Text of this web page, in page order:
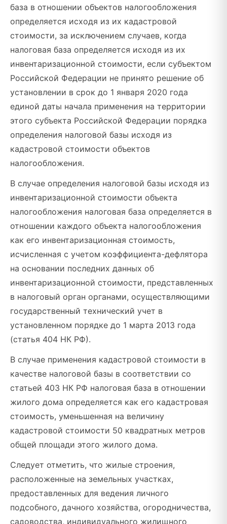
база в отношении объектов налогообложения
определяется исходя из их кадастровой
стоимости, за исключением случаев, когда
налоговая база определяется исходя из их
инвентаризационной стоимости, если субъектом
Российской Федерации не принято решение об
установлении в срок до 1 января 2020 года
единой даты начала применения на территории
этого субъекта Российской Федерации порядка
определения налоговой базы исходя из
кадастровой стоимости объектов
налогообложения.
В случае определения налоговой базы исходя из
инвентаризационной стоимости объекта
налогообложения налоговая база определяется в
отношении каждого объекта налогообложения
как его инвентаризационная стоимость,
исчисленная с учетом коэффициента-дефлятора
на основании последних данных об
инвентаризационной стоимости, представленных
в налоговый орган органами, осуществляющими
государственный технический учет в
установленном порядке до 1 марта 2013 года
(статья 404 НК РФ).
В случае применения кадастровой стоимости в
качестве налоговой базы в соответствии со
статьей 403 НК РФ налоговая база в отношении
жилого дома определяется как его кадастровая
стоимость, уменьшенная на величину
кадастровой стоимости 50 квадратных метров
общей площади этого жилого дома.
Следует отметить, что жилые строения,
расположенные на земельных участках,
предоставленных для ведения личного
подсобного, дачного хозяйства, огородничества,
садоводства, индивидуального жилищного